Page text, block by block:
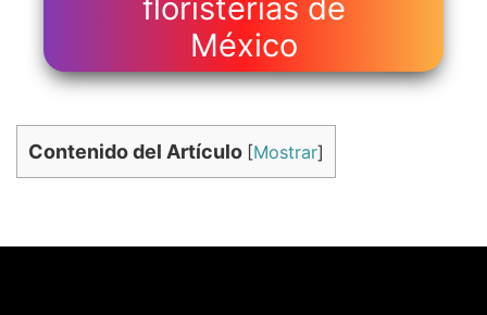
floristerías de
México
Contenido del Artículo [Mostrar]